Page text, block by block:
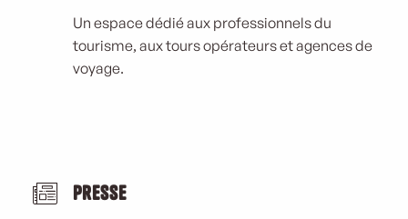
Un espace dédié aux professionnels du
tourisme, aux tours opérateurs et agences de
voyage.
Presse